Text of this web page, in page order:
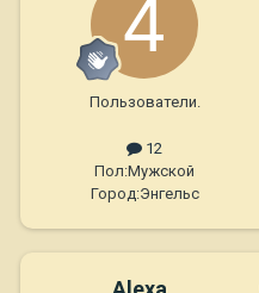
Пользователи.
12
Пол:Мужской
Город:Энгельс